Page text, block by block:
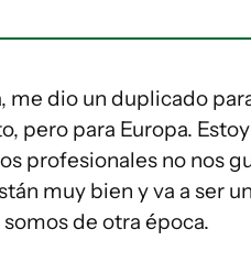
me dio un duplicado
pero para Europa.
profesionales no nos
muy bien y va a ser
de otra época.